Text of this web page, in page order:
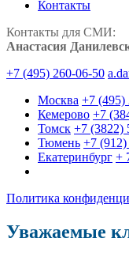
Контакты
Контакты для СМИ:
Анастасия
+7 (495) 260-06-50
Москва +7 (495)
Кемерово +7
Томск +7 (3822)
Тюмень +7
Екатеринбург +
Политика
Уважаемые